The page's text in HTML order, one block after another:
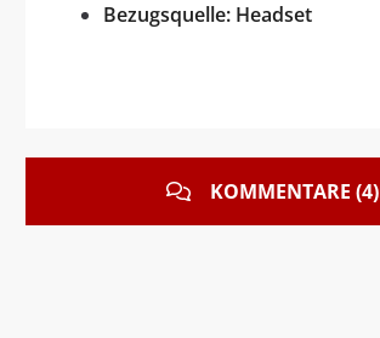
Bezugsquelle: Headset
KOMMENTARE (4)